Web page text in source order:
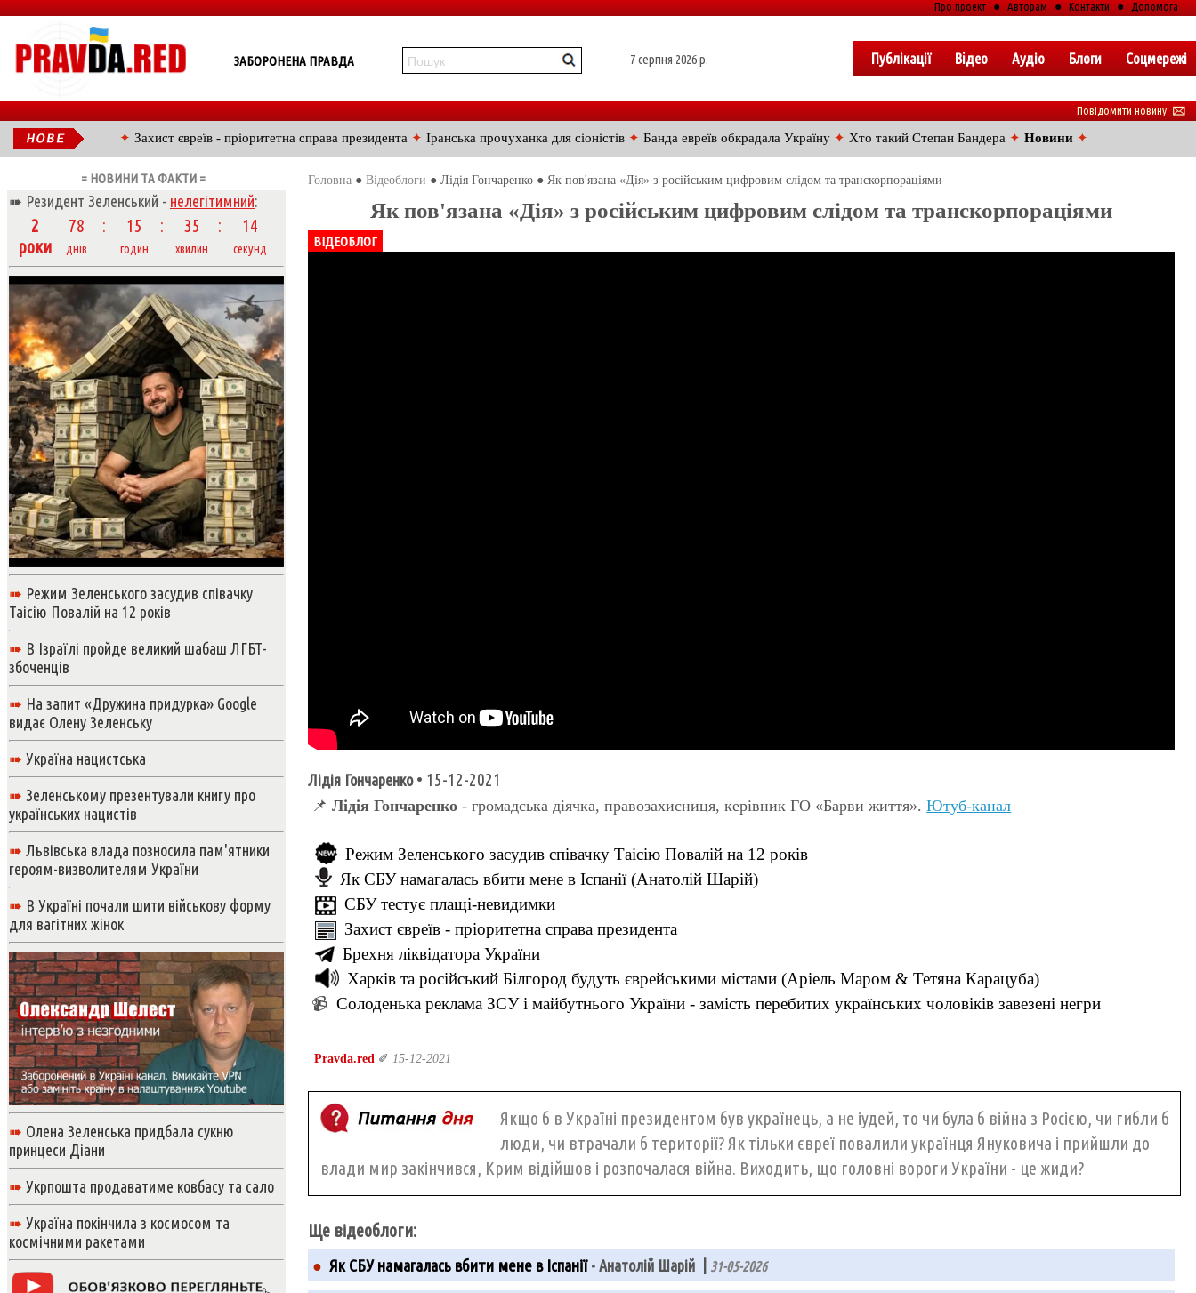
Про проект ● Авторам ● Контакти ● Допомога
ЗАБОРОНЕНА ПРАВДА 7 серпня 2026 р. Публікації Вiдео Аудіо Блоги Соцмережі
Повідомити новину 🖂
✦ Захист євреїв - пріоритетна справа президента ✦ Іранська прочуханка для сіоністів ✦ Банда евреїв обкрадала Україну ✦ Хто такий Степан Бандера ✦ Новини ✦
Головна ●Відеоблоги ● Лідія Гончаренко ● Як пов'язана «Дія» з російським цифровим слідом та транскорпораціями
Як пов'язана «Дія» з російським цифровим слідом та транскорпораціями
ВІДЕОБЛОГ
Лідія Гончаренко• 15-12-2021
📌Лідія Гончаренко - громадська діячка, правозахисниця, керівник ГО «Барви життя».Ютуб-канал
Режим Зеленського засудив співачку Таісію Повалій на 12 років
Як СБУ намагалась вбити мене в Іспанії (Анатолій Шарій)
СБУ тестує плащі-невидимки
Захист євреїв - пріоритетна справа президента
Брехня ліквідатора України
Харків та російський Білгород будуть єврейськими містами (Аріель Маром & Тетяна Карацуба)
📹 Солоденька реклама ЗСУ і майбутнього України - замість перебитих українських чоловіків завезені негри
Pravda.red ✐ 15-12-2021
Якщо б в Україні президентом був українець, а не іудей, то чи була б війна з Росією, чи гибли б
люди, чи втрачали б території? Як тільки євреї повалили українця Януковича і прийшли до
влади мир закінчився, Крим відійшов і розпочалася війна. Виходить, що головні вороги України - це жиди?
Ще відеоблоги:
● Як СБУ намагалась вбити мене в Іспанії- Анатолій Шарій | 31-05-2026
= НОВИНИ ТА ФАКТИ =
➠ Резидент Зеленський - нелегітимний:
2
роки
78 15 35 15
➠ Режим Зеленського засудив співачку
Таісію Повалій на 12 років
➠ В Ізраїлі пройде великий шабаш ЛГБТ-
збоченців
➠ На запит «Дружина придурка» Google
видає Олену Зеленську
➠ Україна нацистська
➠ Зеленському презентували книгу про
українських нацистів
➠ Львівська влада позносила пам'ятники
героям-визволителям України
➠ В Україні почали шити військову форму
для вагітних жінок
➠ Олена Зеленська придбала сукню
принцеси Діани
➠ Укрпошта продаватиме ковбасу та сало
➠ Україна покінчила з космосом та
космічними ракетами